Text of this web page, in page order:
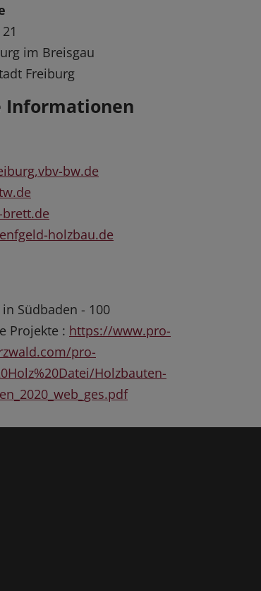
im Breisgau
Freiburg
Informationen
bw.de
brett.de
holzbau.de
Südbaden - 100
Projekte : https://www.pro-
pro-
Holzbauten-